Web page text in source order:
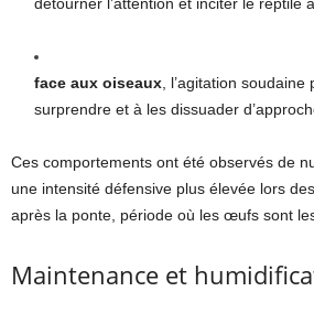
détourner l’attention et inciter le reptile
face aux oiseaux, l’agitation soudaine
surprendre et à les dissuader
Ces comportements ont été observés de
une intensité défensive plus élevée lors
après la ponte, période où les œufs sont
Maintenance et